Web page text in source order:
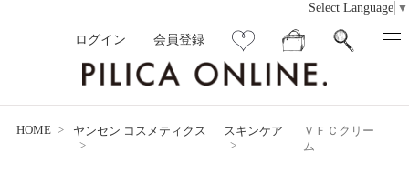
Select Language ▼
ログイン 会員登録
HOME ヤンセン コスメティクス スキンケア
ＶＦＣクリー
ム